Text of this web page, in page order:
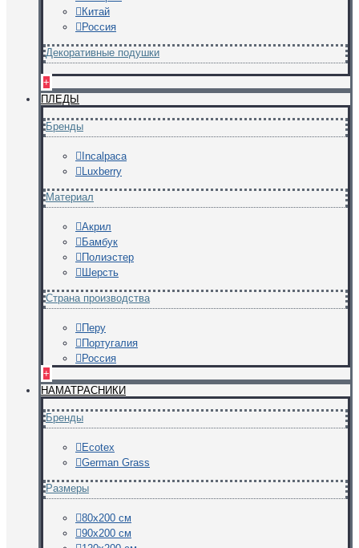
Китай
Россия
Декоративные подушки
+
ПЛЕДЫ
Бренды
Incalpaca
Luxberry
Материал
Акрил
Бамбук
Полиэстер
Шерсть
Страна производства
Перу
Португалия
Россия
+
НАМАТРАСНИКИ
Бренды
Ecotex
German Grass
Размеры
80х200 см
90х200 см